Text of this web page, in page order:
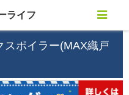
スポイラー(MAX織戸
ライフ